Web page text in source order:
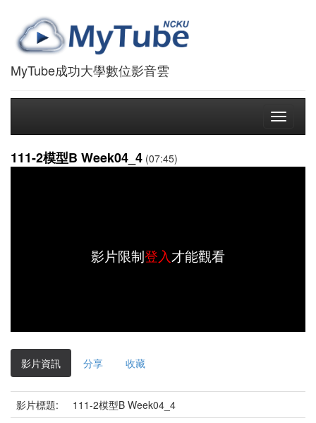
MyTube成功大學數位影音雲
Toggle
111-2模型B Week04_4 (07:45)
影片限制登入才能觀看
影片資訊 分享 收藏
影片標題:
111-2模型B Week04_4